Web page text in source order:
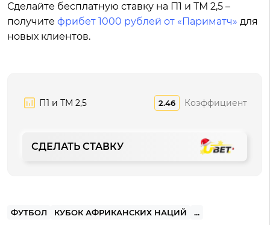
Сделайте бесплатную ставку на П1 и ТМ 2,5 –
получите фрибет 1000 рублей от «Париматч» для
новых клиентов.
П1 и ТМ 2,5 2.46 Коэффициент
СДЕЛАТЬ СТАВКУ
ФУТБОЛ КУБОК АФРИКАНСКИХ НАЦИЙ ...